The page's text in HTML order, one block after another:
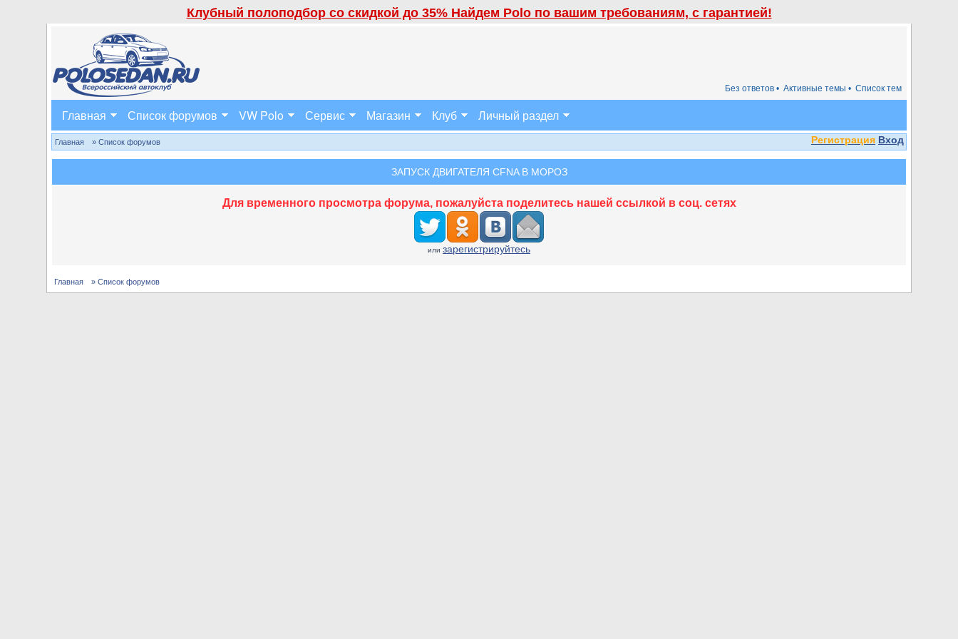
Клубный полоподбор со скидкой до 35% Найдем Polo по вашим требованиям, с гарантией!
Список тем
Активные темы •
Без ответов •
Главная Список форумов VW Polo Сервис Магазин Клуб Личный раздел
Регистрация Вход
Главная » Список форумов
ЗАПУСК ДВИГАТЕЛЯ CFNA В МОРОЗ
Для временного просмотра форума, пожалуйста поделитесь нашей ссылкой в соц. сетях
или зарегистрируйтесь
Главная » Список форумов